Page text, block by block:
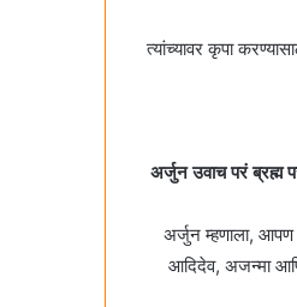
त्यांच्यावर कृपा
अर्जुन उवाच परं ब्रह्म
अर्जुन म्हणाला, आपण
आदिदेव, अजन्मा